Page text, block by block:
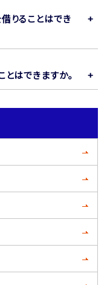
りることはでき
はできますか。